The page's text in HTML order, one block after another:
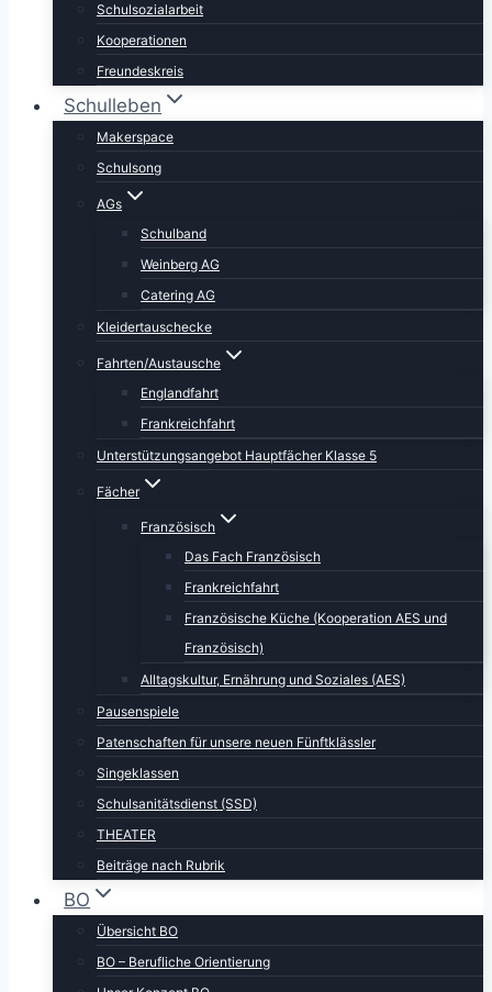
Schulsozialarbeit
Kooperationen
Freundeskreis
Schulleben
Makerspace
Schulsong
AGs
Schulband
Weinberg AG
Catering AG
Kleidertauschecke
Fahrten/Austausche
Englandfahrt
Frankreichfahrt
Unterstützungsangebot Hauptfächer Klasse 5
Fächer
Französisch
Das Fach Französisch
Frankreichfahrt
Französische Küche (Kooperation AES und
Französisch)
Alltagskultur, Ernährung und Soziales (AES)
Pausenspiele
Patenschaften für unsere neuen Fünftklässler
Singeklassen
Schulsanitätsdienst (SSD)
THEATER
Beiträge nach Rubrik
BO
Übersicht BO
BO – Berufliche Orientierung